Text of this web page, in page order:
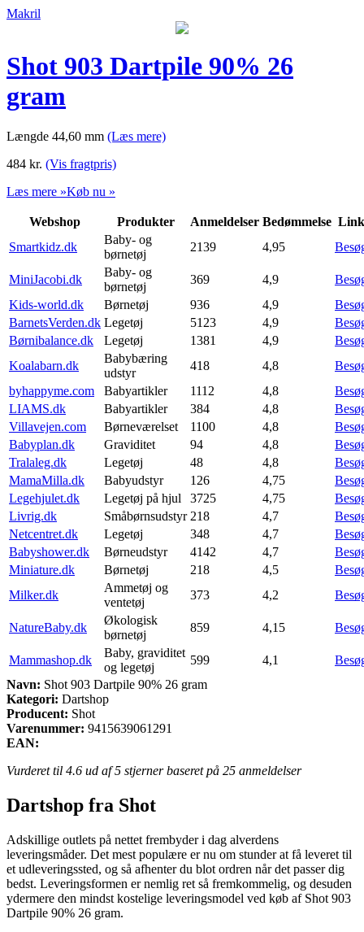
Makril
Shot 903 Dartpile 90% 26
gram
Længde 44,60 mm (Læs mere)
484 kr. (Vis fragtpris)
Læs mere »Køb nu »
Webshop Produkter Anmeldelser Bedømmelse Link
Smartkidz.dk
Baby- og
børnetøj
2139 4,95
MiniJacobi.dk
Baby- og
børnetøj
369 4,9
Kids-world.dk
Børnetøj 936 4,9
BarnetsVerden.dk Legetøj 5123 4,9
Børnibalance.dk
Legetøj 1381 4,9
Koalabarn.dk
Babybæring
udstyr
418 4,8
byhappyme.com
Babyartikler 1112 4,8
LIAMS.dk
Babyartikler 384 4,8
Villavejen.com
Børneværelset 1100 4,8
Babyplan.dk
Graviditet 94 4,8
Tralaleg.dk
Legetøj 48 4,8
MamaMilla.dk
Babyudstyr 126 4,75
Legehjulet.dk
Legetøj på hjul 3725 4,75
Livrig.dk
Småbørnsudstyr 218 4,7
Netcentret.dk
Legetøj 348 4,7
Babyshower.dk
Børneudstyr 4142 4,7
Miniature.dk
Børnetøj 218 4,5
Milker.dk
Ammetøj og
ventetøj
373 4,2
NatureBaby.dk
Økologisk
børnetøj
859 4,15
Mammashop.dk
Baby, graviditet
og legetøj
599 4,1
Navn: Shot 903 Dartpile 90% 26 gram
Kategori: Dartshop
Producent: Shot
Varenummer: 9415639061291
EAN:
Vurderet til 4.6 ud af 5 stjerner baseret på 25 anmeldelser
Dartshop fra Shot
Adskillige outlets på nettet frembyder i dag alverdens
leveringsmåder. Det mest populære er nu om stunder at få leveret til
et udleveringssted, og så afhenter du blot ordren når det passer dig
bedst. Leveringsformen er nemlig ret så fremkommelig, og desuden
ydermere den mindst kostelige leveringsmodel ved køb af Shot 903
Dartpile 90% 26 gram.